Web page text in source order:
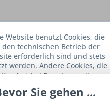
Sie den kostenlosen Deine
Neuigkeit oder Aktion mehr aus
Sie gehen ...
Website benutzt Cookies, die
technischen Betrieb der
erforderlich sind und stets
werden. Andere Cookies, die
bei Benutzung dieser
oder die Interaktion mit